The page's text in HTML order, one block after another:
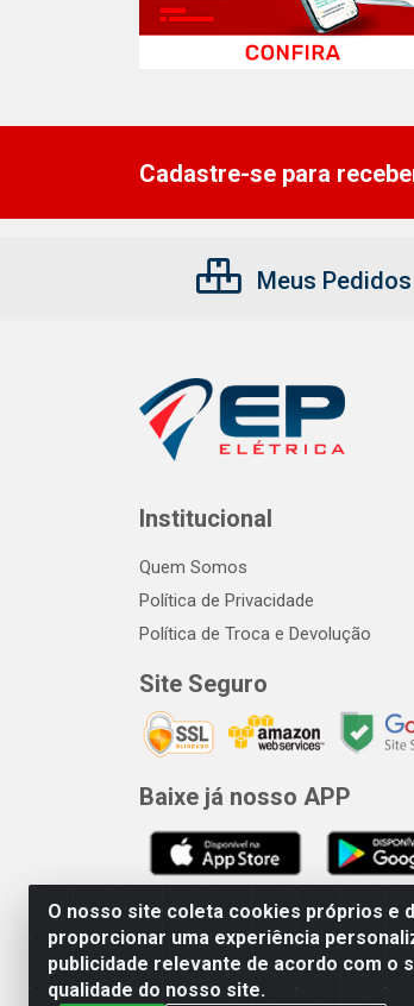
O nosso site coleta cookies próprios e
proporcionar uma experiência
publicidade relevante de acordo com o
qualidade do nosso site.
Cadastre-se para
Meus Pedidos
Institucional
Quem Somos
Política de Privacidade
Política de Troca e Devolução
Site Seguro
Baixe já nosso APP